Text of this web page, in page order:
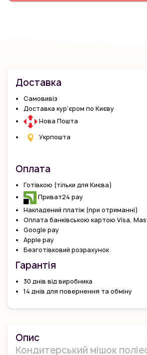
Доставка
Самовивіз
Доставка кур’єром по Києву
Нова Пошта
Укрпошта
Оплата
Готівкою (тільки для Києва)
Приват24 pay
Накладений платіж (при отриманні)
Оплата банківською картою Visa,
Google pay
Apple pay
Безготівковий розрахунок
Гарантiя
30 днів від виробника
14 днів для повернення та обміну
Опис
Кондитерський мішок